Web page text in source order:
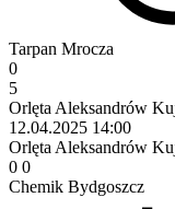
Tarpan Mrocza
0
5
Orlęta Aleksandrów
12.04.2025 14:00
Orlęta Aleksandrów
0 0
Chemik Bydgoszcz